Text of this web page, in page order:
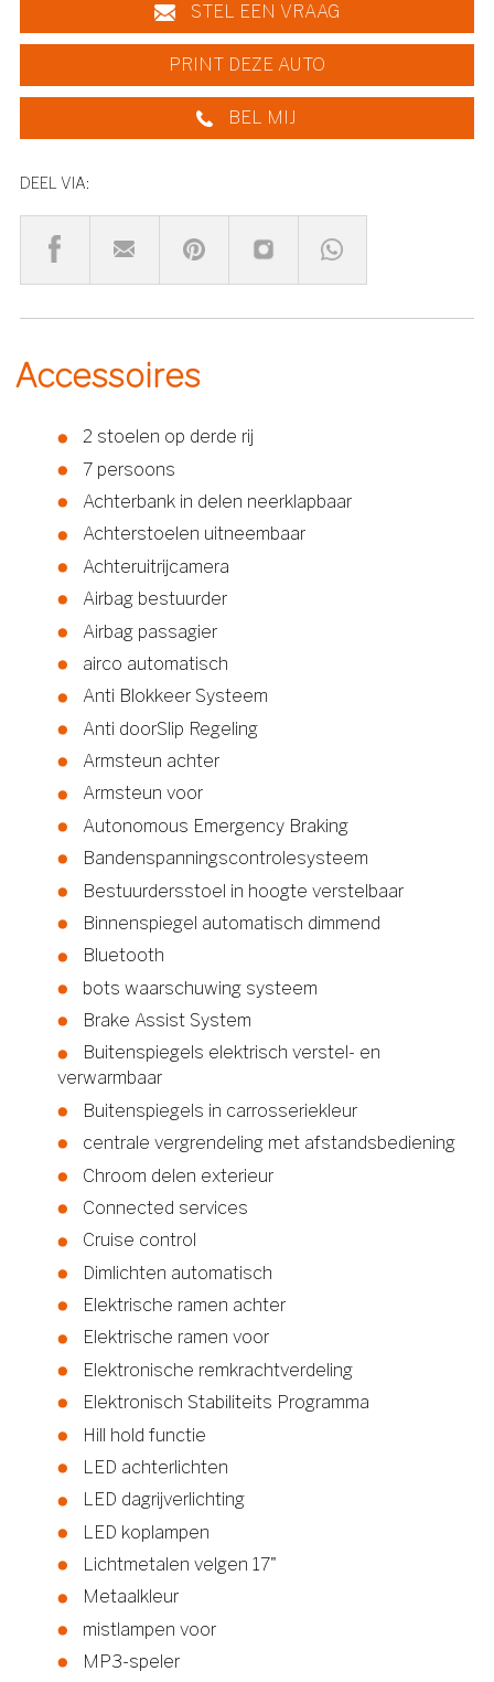
STEL EEN VRAAG
PRINT DEZE AUTO
BEL MIJ
DEEL VIA:
Accessoires
2 stoelen op derde rij
7 persoons
Achterbank in delen neerklapbaar
Achterstoelen uitneembaar
Achteruitrijcamera
Airbag bestuurder
Airbag passagier
airco automatisch
Anti Blokkeer Systeem
Anti doorSlip Regeling
Armsteun achter
Armsteun voor
Autonomous Emergency Braking
Bandenspanningscontrolesysteem
Bestuurdersstoel in hoogte verstelbaar
Binnenspiegel automatisch dimmend
Bluetooth
bots waarschuwing systeem
Brake Assist System
Buitenspiegels elektrisch verstel- en
verwarmbaar
Buitenspiegels in carrosseriekleur
centrale vergrendeling met afstandsbediening
Chroom delen exterieur
Connected services
Cruise control
Dimlichten automatisch
Elektrische ramen achter
Elektrische ramen voor
Elektronische remkrachtverdeling
Elektronisch Stabiliteits Programma
Hill hold functie
LED achterlichten
LED dagrijverlichting
LED koplampen
Lichtmetalen velgen 17"
Metaalkleur
mistlampen voor
MP3-speler